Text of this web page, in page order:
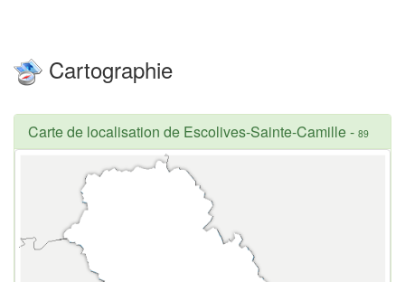
Cartographie
Carte de localisation de Escolives-Sainte-Camille- 89